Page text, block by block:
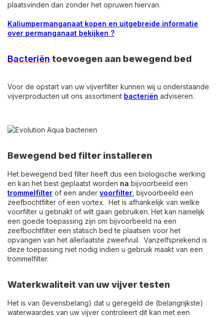
plaatsvinden dan zonder het opruwen hiervan.
Kaliumpermanganaat kopen en uitgebreide informatie
over permanganaat bekijken ?
Bacteriën toevoegen aan bewegend bed
Voor de opstart van uw vijverfilter kunnen wij u onderstaande
vijverproducten uit ons assortiment bacteriën adviseren.
Bewegend bed filter installeren
Het bewegend bed filter heeft dus een biologische werking
en kan het best geplaatst worden na bijvoorbeeld een
trommelfilter of een ander voorfilter , bijvoorbeeld een
zeefbochtfilter of een vortex. Het is afhankelijk van welke
voorfilter u gebruikt of wilt gaan gebruiken. Het kan namelijk
een goede toepassing zijn om bijvoorbeeld na een
zeefbochtfilter een statisch bed te plaatsen voor het
opvangen van het allerlaatste zweefvuil. Vanzelfsprekend is
deze toepassing niet nodig indien u gebruik maakt van een
trommelfilter.
Waterkwaliteit van uw vijver testen
Het is van (levensbelang) dat u geregeld de (belangrijkste)
waterwaardes van uw vijver controleert dit kan met een